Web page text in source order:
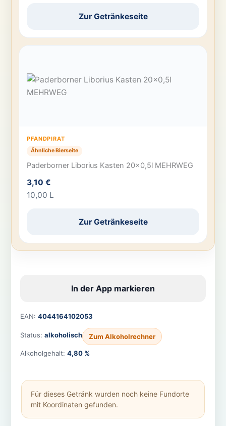
Zur Getränkeseite
PFANDPIRAT
Ähnliche Bierseite
Paderborner Liborius Kasten 20×0,5l MEHRWEG
3,10 €
10,00 L
Zur Getränkeseite
In der App markieren
EAN: 4044164102053
Status: alkoholisch Zum Alkoholrechner
Alkoholgehalt: 4,80 %
Für dieses Getränk wurden noch keine Fundorte
mit Koordinaten gefunden.